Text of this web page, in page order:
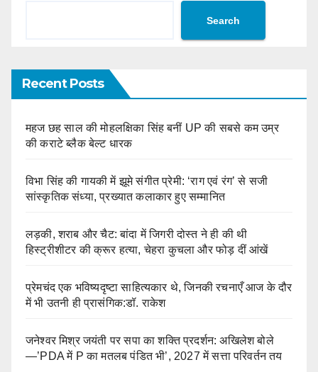
Search
Recent Posts
महज छह साल की मोहलक्षिका सिंह बनीं UP की सबसे कम उम्र
की कराटे ब्लैक बेल्ट धारक
विभा सिंह की गायकी में झूमे संगीत प्रेमी: ‘राग एवं रंग’ से सजी
सांस्कृतिक संध्या, प्रख्यात कलाकार हुए सम्मानित
लड़की, शराब और चैट: बांदा में जिगरी दोस्त ने ही की थी
हिस्ट्रीशीटर की क्रूर हत्या, चेहरा कुचला और फोड़ दीं आंखें
प्रेमचंद एक भविष्यदृष्टा साहित्यकार थे, जिनकी रचनाएँ आज के दौर
में भी उतनी ही प्रासंगिक:डॉ. राकेश
जनेश्वर मिश्र जयंती पर सपा का शक्ति प्रदर्शन: अखिलेश बोले
—’PDA में P का मतलब पंडित भी’, 2027 में सत्ता परिवर्तन तय